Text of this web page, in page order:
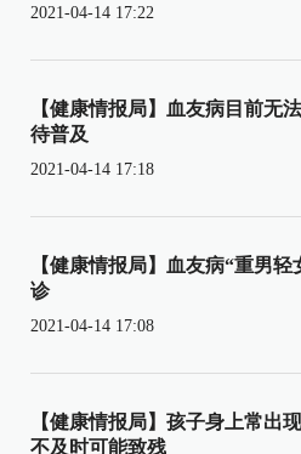
2021-04-14 17:22
【健康情报局】血友病目前无
待普及
2021-04-14 17:18
【健康情报局】血友病“重男
诊
2021-04-14 17:08
【健康情报局】孩子身上常出
不及时可能致残